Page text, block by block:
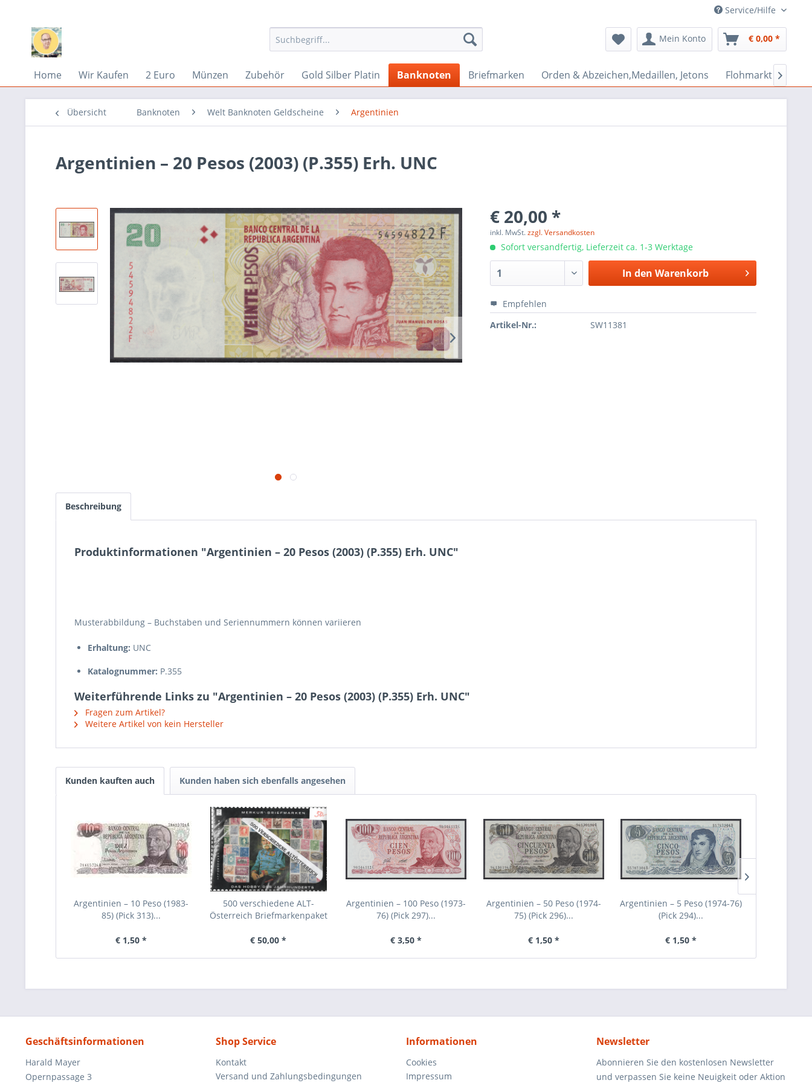
Service/Hilfe
Mein Konto € 0,00 *
Home Wir Kaufen 2 Euro Münzen Zubehör Gold Silber Platin Banknoten Briefmarken Orden & Abzeichen,Medaillen, Jetons Flohmarkt Bazar

Übersicht Banknoten Welt Banknoten Geldscheine Argentinien
Argentinien – 20 Pesos (2003) (P.355) Erh. UNC
€ 20,00 *
inkl. MwSt.zzgl. Versandkosten
Sofort versandfertig, Lieferzeit ca. 1-3 Werktage
In den Warenkorb
Empfehlen
Artikel-Nr.:
SW11381
Beschreibung
Produktinformationen "Argentinien – 20 Pesos (2003) (P.355) Erh. UNC"
Musterabbildung – Buchstaben und Seriennummern können variieren
Erhaltung: UNC
Katalognummer: P.355
Weiterführende Links zu "Argentinien – 20 Pesos (2003) (P.355) Erh. UNC"
Fragen zum Artikel?
Weitere Artikel von kein Hersteller
Kunden kauften auch Kunden haben sich ebenfalls angesehen
Argentinien – 10 Peso (1983-
85) (Pick 313)...
€ 1,50 *
500 verschiedene ALT-
Österreich Briefmarkenpaket
€ 50,00 *
Argentinien – 100 Peso (1973-
76) (Pick 297)...
€ 3,50 *
Argentinien – 50 Peso (1974-
75) (Pick 296)...
€ 1,50 *
Argentinien – 5 Peso (1974-76)
(Pick 294)...
€ 1,50 *
Geschäftsinformationen
Harald Mayer
Opernpassage 3
Shop Service
Kontakt
Versand und Zahlungsbedingungen
Informationen
Cookies
Impressum
Newsletter
Abonnieren Sie den kostenlosen Newsletter
und verpassen Sie keine Neuigkeit oder Aktion